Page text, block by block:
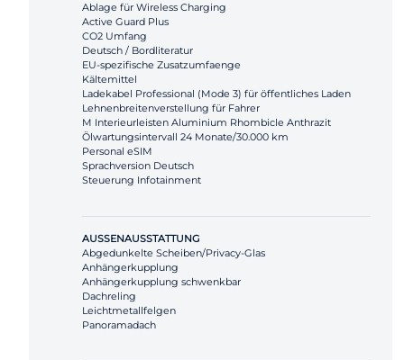
Ablage für Wireless Charging
Active Guard Plus
CO2 Umfang
Deutsch / Bordliteratur
EU-spezifische Zusatzumfaenge
Kältemittel
Ladekabel Professional (Mode 3) für öffentliches Laden
Lehnenbreitenverstellung für Fahrer
M Interieurleisten Aluminium Rhombicle Anthrazit
Ölwartungsintervall 24 Monate/30.000 km
Personal eSIM
Sprachversion Deutsch
Steuerung Infotainment
AUSSENAUSSTATTUNG
Abgedunkelte Scheiben/Privacy-Glas
Anhängerkupplung
Anhängerkupplung schwenkbar
Dachreling
Leichtmetallfelgen
Panoramadach